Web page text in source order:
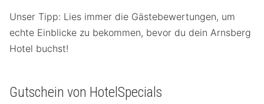
Unser Tipp: Lies immer die Gästebewertungen, um
echte Einblicke zu bekommen, bevor du dein Arnsberg
Hotel buchst!
Gutschein von HotelSpecials